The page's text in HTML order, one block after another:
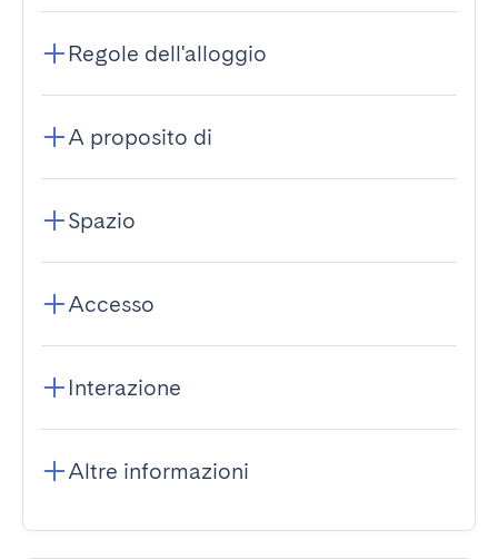
Regole dell'alloggio
A proposito di
Spazio
Accesso
Interazione
Altre informazioni